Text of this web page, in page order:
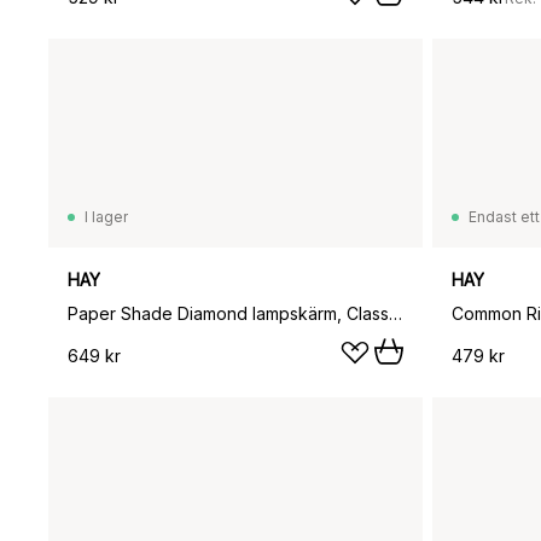
I lager
HAY
Paper Shade Diamond lampskärm, Classic white, Ø60 cm
649 kr
Endast
HAY
Common
479 kr